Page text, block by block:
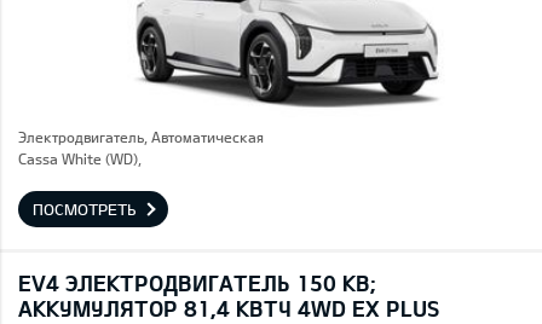
Электродвигатель, Автоматическая
Cassa White (WD),
ПОСМОТРЕТЬ
EV4 ЭЛЕКТРОДВИГАТЕЛЬ 150 КВ;
AККУМУЛЯТОР 81,4 КВТЧ 4WD EX PLUS